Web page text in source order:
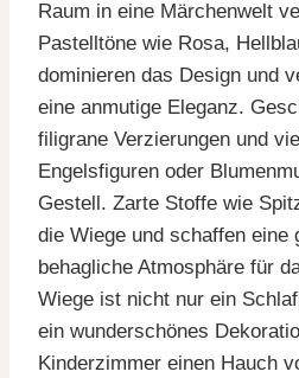
Raum in eine Märchenwelt
Pastelltöne wie Rosa,
dominieren das Design und
eine anmutige Eleganz.
filigrane Verzierungen und
Engelsfiguren oder
Gestell. Zarte Stoffe wie
die Wiege und schaffen eine
behagliche Atmosphäre für
Wiege ist nicht nur ein
ein wunderschönes
Kinderzimmer einen Hauch